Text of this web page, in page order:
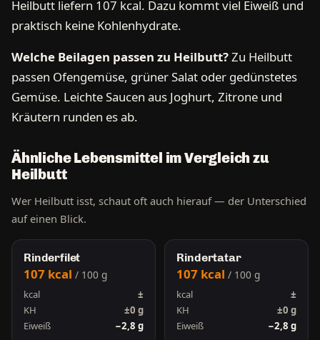
Heilbutt liefern 107 kcal. Dazu kommt viel Eiweiß und
praktisch keine Kohlenhydrate.
Welche Beilagen passen zu Heilbutt?Zu Heilbutt
passen Ofengemüse, grüner Salat oder gedünstetes
Gemüse. Leichte Saucen aus Joghurt, Zitrone und
Kräutern runden es ab.
Ähnliche Lebensmittel im Vergleich zu
Heilbutt
Wer Heilbutt isst, schaut oft auch hierauf — der Unterschied
auf einen Blick.
Rinderfilet
107 kcal / 100 g
kcal
±
KH
±0 g
Eiweiß
−2,8 g
Rindertatar
107 kcal/ 100 g
kcal
±
KH
±0 g
Eiweiß
−2,8 g